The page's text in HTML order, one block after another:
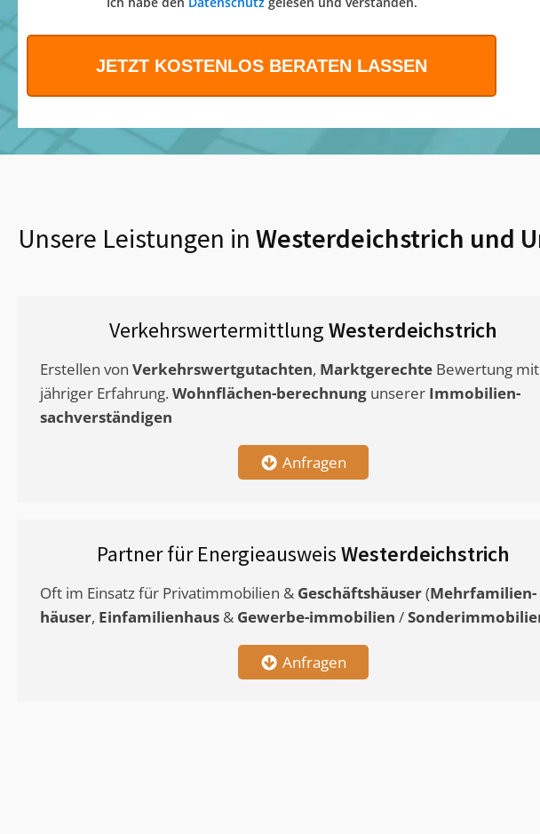
Unsere Leistungen in Westerdeichstrich und
VerkehrswertermittlungWesterdeichstrich
Erstellen von Verkehrswertgutachten, Marktgerechte Bewertung
jähriger Erfahrung. Wohnflächen-berechnung unserer Immobilien-
sachverständigen
Anfragen
Partner für EnergieausweisWesterdeichstrich
Oft im Einsatz für Privatimmobilien & Geschäftshäuser(Mehrfamilien-
häuser, Einfamilienhaus & Gewerbe-immobilien /
Anfragen